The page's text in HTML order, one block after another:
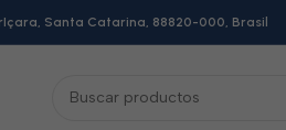
Içara, Santa Catarina, 88820-000, Brasil